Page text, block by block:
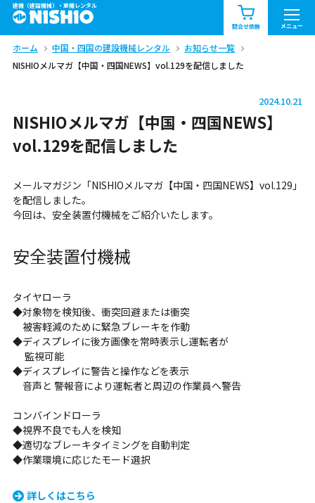
建機（建設機械）・重機レンタル
問合せ依頼 メニュー
商品一覧 お知らせ一覧
問合せ依頼リスト お問合せ
北海道 東北 関東
中部 関西
九州・沖縄（外部）
ホーム 中国・四国の建設機械レンタル
お知らせ一覧
NISHIOメルマガ【中国・四国NEWS】vol.129を配信しました
2024.10.21
NISHIOメルマガ【中国・四国NEWS】
vol.129を配信しました
メールマガジン「NISHIOメルマガ【中国・四国NEWS】vol.129」
を配信しました。
今回は、安全装置付機械をご紹介いたします。
安全装置付機械
タイヤローラ
◆対象物を検知後、衝突回避または衝突
被害軽減のために緊急ブレーキを作動
◆ディスプレイに後方画像を常時表示し運転者が
監視可能
◆ディスプレイに警告と操作などを表示
音声と 警報音により運転者と周辺の作業員へ警告
コンバインドローラ
◆視界不良でも人を検知
◆適切なブレーキタイミングを自動判定
◆作業環境に応じたモード選択
詳しくはこちら